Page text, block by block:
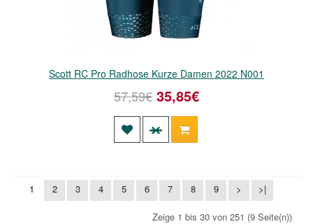
Scott RC Pro Radhose Kurze Damen 2022 N001
57,59€ 35,85€
1 2 3 4 5 6 7 8 9 > >|
Zeige 1 bis 30 von 251 (9 Seite(n))